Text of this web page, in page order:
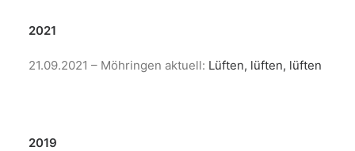
Datenschutz
2021
21.09.2021 – Möhringen aktuell: Lüften, lüften, lüften
2019